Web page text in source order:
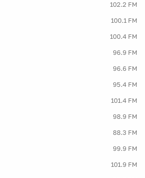
102.2 FM
100.1 FM
100.4 FM
96.9 FM
96.6 FM
95.4 FM
101.4 FM
98.9 FM
88.3 FM
99.9 FM
101.9 FM